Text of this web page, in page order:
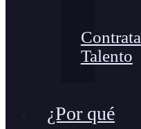
Contrata
Talento
¿Por qué